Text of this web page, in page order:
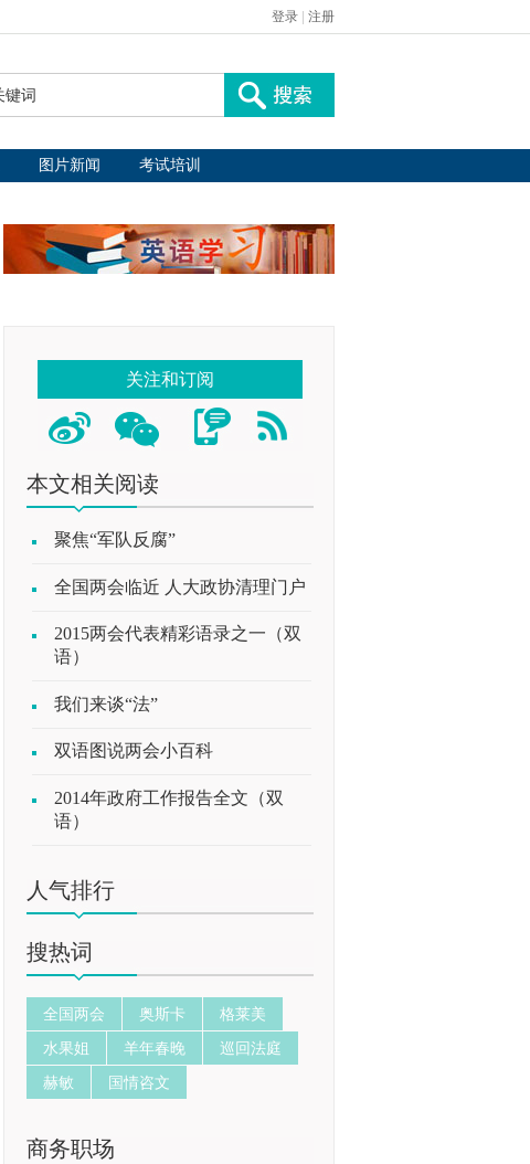
登录 注册
图片新闻 考试培训
关注和订阅
本文相关阅读
聚焦“军队反腐”
全国两会临近 人大政协清理门户
2015两会代表精彩语录之一（双
语）
我们来谈“法”
双语图说两会小百科
2014年政府工作报告全文（双
语）
人气排行
搜热词
全国两会 奥斯卡
格莱美
水果姐
羊年春晚
巡回法庭
赫敏
国情咨文
商务职场